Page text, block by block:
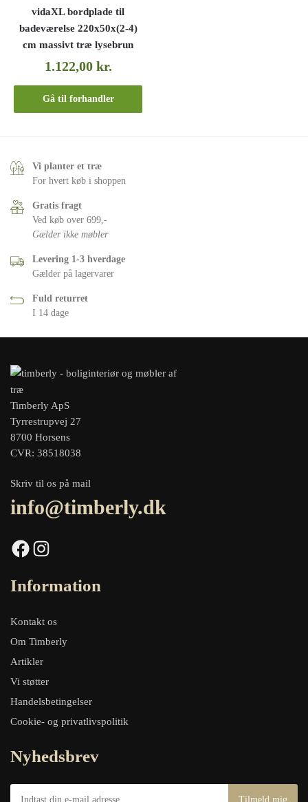
vidaXL bordplade til
badeværelse 220x50x(2-4)
cm massivt træ lysebrun
1.122,00 kr.
Gå til forhandler
Vi planter et træ
For hvert køb i shoppen
Gratis fragt
Ved køb over 699,-
Gælder ikke møbler
Levering 1-3 hverdage
Gælder på lagervarer
Fuld returret
I 14 dage
Timberly ApS
Tyrrestrupvej 27
8700 Horsens
CVR: 38518038
Skriv til os på mail
info@timberly.dk
Facebook Instagram
Information
Kontakt os
Om Timberly
Artikler
Vi støtter
Handelsbetingelser
Cookie- og privatlivspolitik
Nyhedsbrev